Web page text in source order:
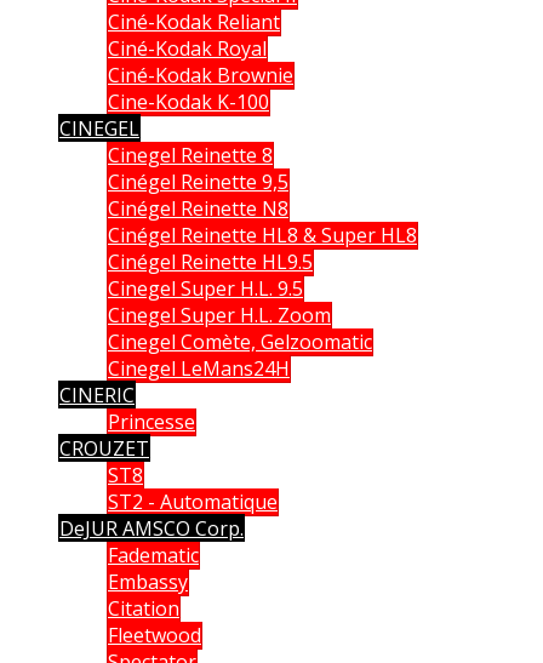
Ciné-Kodak Reliant
Ciné-Kodak Royal
Ciné-Kodak Brownie
Cine-Kodak K-100
CINEGEL
Cinegel Reinette 8
Cinégel Reinette 9,5
Cinégel Reinette N8
Cinégel Reinette HL8 & Super HL8
Cinégel Reinette HL9.5
Cinegel Super H.L. 9.5
Cinegel Super H.L. Zoom
Cinegel Comète, Gelzoomatic
Cinegel LeMans24H
CINERIC
Princesse
CROUZET
ST8
ST2 - Automatique
DeJUR AMSCO Corp.
Fadematic
Embassy
Citation
Fleetwood